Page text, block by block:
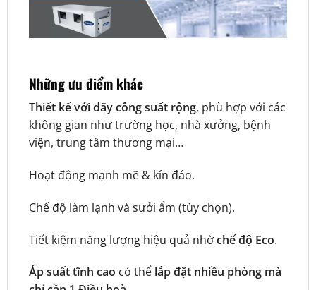
Những ưu điểm khác
Thiết kế với dãy công suất rộng, phù hợp với các
không gian như trường học, nhà xưởng, bệnh
viện, trung tâm thương mại…
Hoạt động mạnh mẽ & kín đáo.
Chế độ làm lạnh và sưởi ẩm (tùy chọn).
Tiết kiệm năng lượng hiệu quả nhờchế độ Eco.
Áp suất tĩnh cao có thểlắp đặt nhiều phòng mà